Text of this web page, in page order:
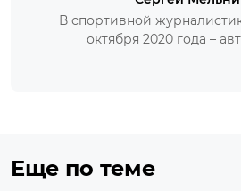
В спортивной
октября 2020 года –
Еще по теме